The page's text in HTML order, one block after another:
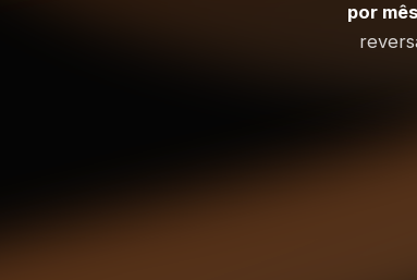
por mês